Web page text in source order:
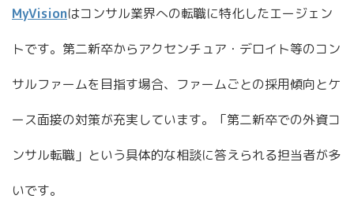
MyVisionはコンサル業界への転職に特化したエージェン
トです。第二新卒からアクセンチュア・デロイト等のコン
サルファームを目指す場合、ファームごとの採用傾向とケ
ース面接の対策が充実しています。「第二新卒での外資コ
ンサル転職」という具体的な相談に答えられる担当者が多
いです。